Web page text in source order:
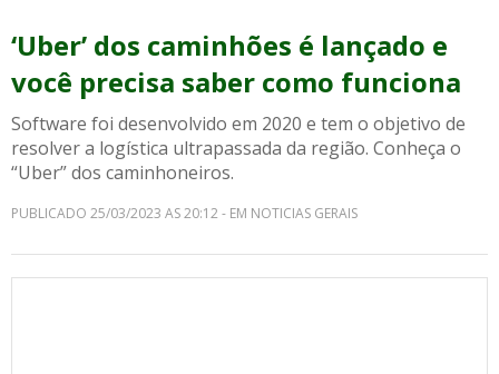
‘Uber’ dos caminhões é lançado e
você precisa saber como funciona
Software foi desenvolvido em 2020 e tem o objetivo de
resolver a logística ultrapassada da região. Conheça o
“Uber” dos caminhoneiros.
PUBLICADO 25/03/2023 AS 20:12 - EM NOTICIAS GERAIS